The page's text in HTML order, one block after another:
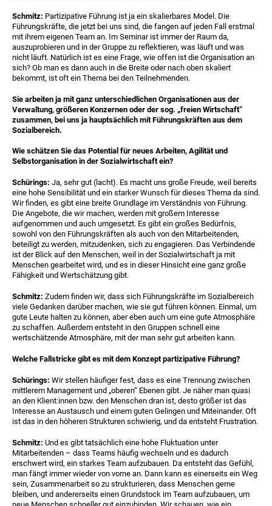
Schmitz: Partizipative Führung ist ja ein skalierbares Model. Die
Führungskräfte, die jetzt bei uns sind, die fangen auf jeden Fall erstmal
mit ihrem eigenen Team an. Im Seminar ist immer der Raum da,
auszuprobieren und in der Gruppe zu reflektieren, was läuft und was
nicht läuft. Natürlich ist es eine Frage, wie offen ist die Organisation an
sich? Ob man es dann auch in die Breite oder nach oben skaliert
bekommt, ist oft ein Thema bei den Teilnehmenden.
Sie arbeiten ja mit ganz unterschiedlichen Organisationen aus der
Verwaltung, größeren Konzernen oder der sog. „freien Wirtschaft“
zusammen, bei uns ja hauptsächlich mit Führungskräften aus dem
Sozialbereich.
Wie schätzen Sie das Potential für neues Arbeiten, Agilität und
Selbstorganisation in der Sozialwirtschaft ein?
Schürings: Ja, sehr gut (lacht). Es macht uns große Freude, weil bereits
eine hohe Sensibilität und ein starker Wunsch für dieses Thema da sind.
Wir finden, es gibt eine breite Grundlage im Verständnis von Führung.
Die Angebote, die wir machen, werden mit großem Interesse
aufgenommen und auch umgesetzt. Es gibt ein großes Bedürfnis,
sowohl von den Führungskräften als auch von den Mitarbeitenden,
beteiligt zu werden, mitzudenken, sich zu engagieren. Das Verbindende
ist der Blick auf den Menschen, weil in der Sozialwirtschaft ja mit
Menschen gearbeitet wird, und es in dieser Hinsicht eine ganz große
Fähigkeit und Wertschätzung gibt.
Schmitz: Zudem finden wir, dass sich Führungskräfte im Sozialbereich
viele Gedanken darüber machen, wie sie gut führen können. Einmal, um
gute Leute halten zu können, aber eben auch um eine gute Atmosphäre
zu schaffen. Außerdem entsteht in den Gruppen schnell eine
wertschätzende Atmosphäre, mit der man sehr gut arbeiten kann.
Welche Fallstricke gibt es mit dem Konzept partizipative Führung?
Schürings: Wir stellen häufiger fest, dass es eine Trennung zwischen
mittlerem Management und „oberen“ Ebenen gibt. Je näher man quasi
an den Klient:innen bzw. den Menschen dran ist, desto größer ist das
Interesse an Austausch und einem guten Gelingen und Miteinander. Oft
ist das in den höheren Strukturen schwierig, und da entsteht Frustration.
Schmitz: Und es gibt tatsächlich eine hohe Fluktuation unter
Mitarbeitenden – dass Teams häufig wechseln und es dadurch
erschwert wird, ein starkes Team aufzubauen. Da entsteht das Gefühl,
man fängt immer wieder von vorne an. Dann kann es einerseits ein Weg
sein, Zusammenarbeit so zu strukturieren, dass Menschen gerne
bleiben, und andererseits einen Grundstock im Team aufzubauen, um